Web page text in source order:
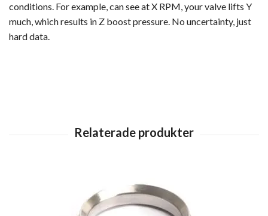
conditions. For example, can see at X RPM, your valve lifts Y
much, which results in Z boost pressure. No uncertainty, just
hard data.